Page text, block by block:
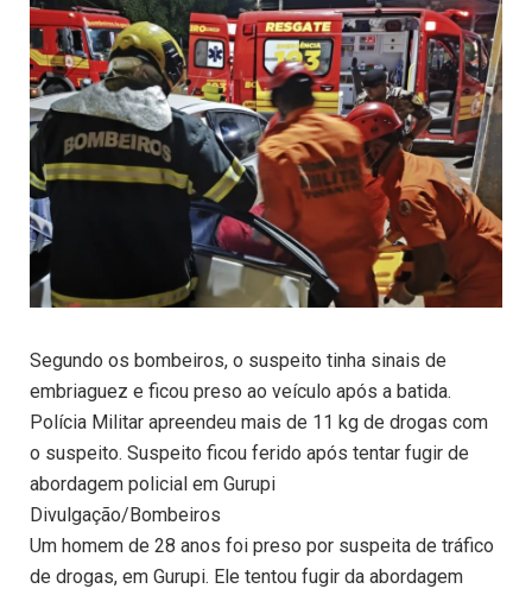
Segundo os bombeiros, o suspeito tinha sinais de
embriaguez e ficou preso ao veículo após a batida.
Polícia Militar apreendeu mais de 11 kg de drogas com
o suspeito. Suspeito ficou ferido após tentar fugir de
abordagem policial em Gurupi
Divulgação/Bombeiros
Um homem de 28 anos foi preso por suspeita de tráfico
de drogas, em Gurupi. Ele tentou fugir da abordagem